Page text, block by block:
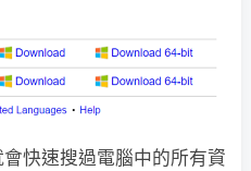
快速搜過電腦中的所有資